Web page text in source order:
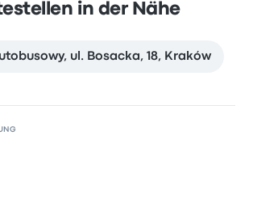
in der Nähe
ul. Bosacka, 18, Kraków